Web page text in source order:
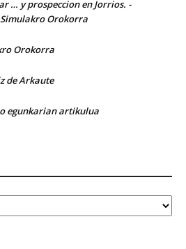
… y prospeccion en Jorrios. -
Orokorra
Orokorra
de Arkaute
egunkarian artikulua